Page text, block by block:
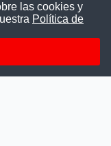
informativa
públicos, además
los mejores
en un solo lugar
las cookies y
Política de